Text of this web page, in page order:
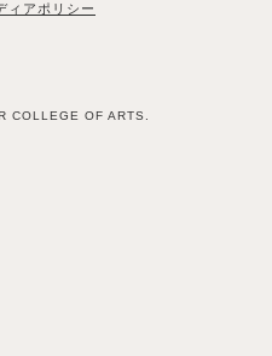
ィアポリシー
COLLEGE OF ARTS.